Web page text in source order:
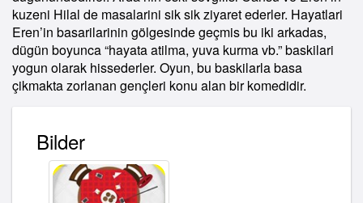
kuzeni Hilal de masalarini sik sik ziyaret ederler. Hayatlari
Eren’in basarilarinin gölgesinde geçmis bu iki arkadas,
dügün boyunca “hayata atilma, yuva kurma vb.” baskilari
yogun olarak hissederler. Oyun, bu baskilarla basa
çikmakta zorlanan gençleri konu alan bir komedidir.
Bilder